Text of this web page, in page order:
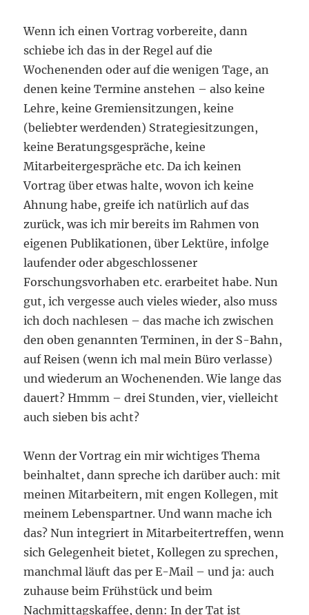
Wenn ich einen Vortrag vorbereite, dann
schiebe ich das in der Regel auf die
Wochenenden oder auf die wenigen Tage, an
denen keine Termine anstehen – also keine
Lehre, keine Gremiensitzungen, keine
(beliebter werdenden) Strategiesitzungen,
keine Beratungsgespräche, keine
Mitarbeitergespräche etc. Da ich keinen
Vortrag über etwas halte, wovon ich keine
Ahnung habe, greife ich natürlich auf das
zurück, was ich mir bereits im Rahmen von
eigenen Publikationen, über Lektüre, infolge
laufender oder abgeschlossener
Forschungsvorhaben etc. erarbeitet habe. Nun
gut, ich vergesse auch vieles wieder, also muss
ich doch nachlesen – das mache ich zwischen
den oben genannten Terminen, in der S-Bahn,
auf Reisen (wenn ich mal mein Büro verlasse)
und wiederum an Wochenenden. Wie lange das
dauert? Hmmm – drei Stunden, vier, vielleicht
auch sieben bis acht?
Wenn der Vortrag ein mir wichtiges Thema
beinhaltet, dann spreche ich darüber auch: mit
meinen Mitarbeitern, mit engen Kollegen, mit
meinem Lebenspartner. Und wann mache ich
das? Nun integriert in Mitarbeitertreffen, wenn
sich Gelegenheit bietet, Kollegen zu sprechen,
manchmal läuft das per E-Mail – und ja: auch
zuhause beim Frühstück und beim
Nachmittagskaffee, denn: In der Tat ist